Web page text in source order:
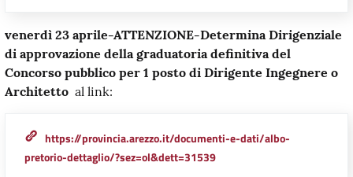
venerdì 23 aprile-ATTENZIONE-Determina Dirigenziale
di approvazione della graduatoria definitiva del
Concorso pubblico per 1 posto di Dirigente Ingegnere o
Architetto al link:
https://provincia.arezzo.it/documenti-e-dati/albo-
pretorio-dettaglio/?sez=ol&dett=31539